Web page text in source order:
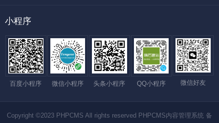
小程序
百度小程序 微信小程序 头条小程序 QQ小程序 微信好友
Copyright ©2023 PHPCMS All rights reserved PHPCMS内容管理系统 备